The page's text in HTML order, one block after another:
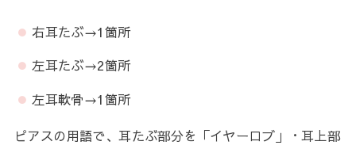
右耳たぶ→1箇所
左耳たぶ→2箇所
左耳軟骨→1箇所
ピアスの用語で、耳たぶ部分を「イヤーロブ」・耳上部